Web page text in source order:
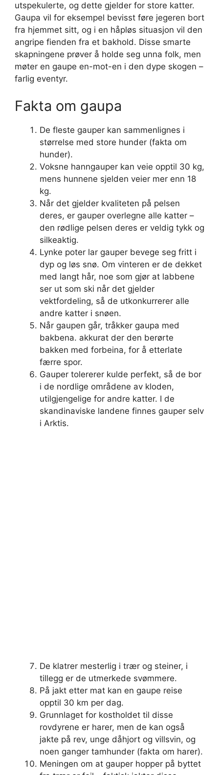
utspekulerte, og dette gjelder for store katter.
Gaupa vil for eksempel bevisst føre jegeren bort
fra hjemmet sitt, og i en håpløs situasjon vil den
angripe fienden fra et bakhold. Disse smarte
skapningene prøver å holde seg unna folk, men
møter en gaupe en-mot-en i den dype skogen –
farlig eventyr.
Fakta om gaupa
De fleste gauper kan sammenlignes i
størrelse med store hunder (fakta om
hunder).
Voksne hanngauper kan veie opptil 30 kg,
mens hunnene sjelden veier mer enn 18
kg.
Når det gjelder kvaliteten på pelsen
deres, er gauper overlegne alle katter –
den rødlige pelsen deres er veldig tykk og
silkeaktig.
Lynke poter lar gauper bevege seg fritt i
dyp og løs snø. Om vinteren er de dekket
med langt hår, noe som gjør at labbene
ser ut som ski når det gjelder
vektfordeling, så de utkonkurrerer alle
andre katter i snøen.
Når gaupen går, tråkker gaupa med
bakbena. akkurat der den berørte
bakken med forbeina, for å etterlate
færre spor.
Gauper tolererer kulde perfekt, så de bor
i de nordlige områdene av kloden,
utilgjengelige for andre katter. I de
skandinaviske landene finnes gauper selv
i Arktis.
De klatrer mesterlig i trær og steiner, i
tillegg er de utmerkede svømmere.
På jakt etter mat kan en gaupe reise
opptil 30 km per dag.
Grunnlaget for kostholdet til disse
rovdyrene er harer, men de kan også
jakte på rev, unge dåhjort og villsvin, og
noen ganger tamhunder (fakta om harer).
Meningen om at gauper hopper på byttet